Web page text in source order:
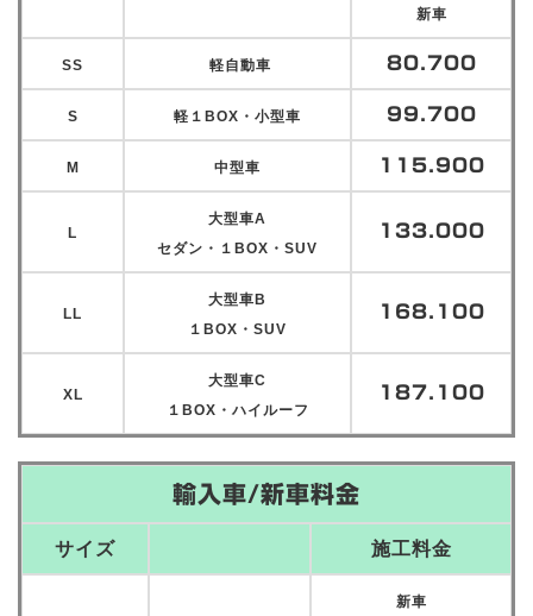
新車
SS 軽自動車 80.700
S 軽１BOX・小型車 99.700
M 中型車 115.900
L
大型車A
セダン・１BOX・SUV
133.000
LL
大型車B
１BOX・SUV
168.100
XL
大型車C
１BOX・ハイルーフ
187.100
輸入車/新車料金
サイズ 施工料金
新車